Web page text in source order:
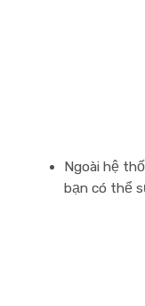
Ngoài hệ
bạn có thể